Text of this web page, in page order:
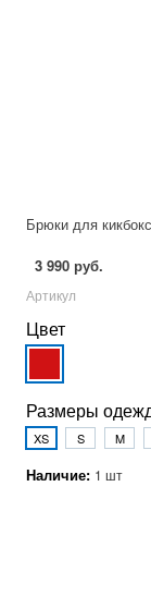
Брюки для
3 990 руб.
Артикул
Цвет
Размеры
XS S M
Наличие: 1 шт